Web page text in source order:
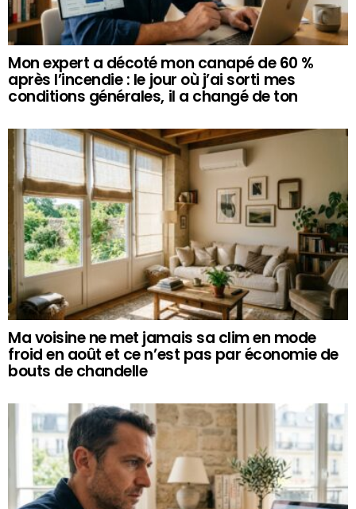
Mon expert a décoté mon canapé de 60 %
après l’incendie : le jour où j’ai sorti mes
conditions générales, il a changé de ton
Ma voisine ne met jamais sa clim en mode
froid en août et ce n’est pas par économie de
bouts de chandelle